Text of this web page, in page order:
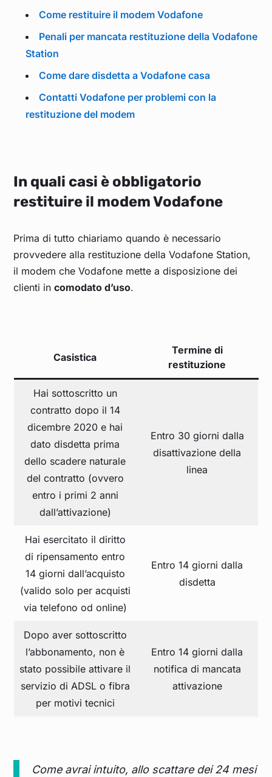
Come restituire il modem Vodafone
Penali per mancata restituzione della Vodafone
Station
Come dare disdetta a Vodafone casa
Contatti Vodafone per problemi con la
restituzione del modem
In quali casi è obbligatorio
restituire il modem Vodafone
Prima di tutto chiariamo quando è necessario
provvedere alla restituzione della Vodafone Station,
il modem che Vodafone mette a disposizione dei
clienti incomodato d’uso.
Casistica
Termine di
restituzione
Hai sottoscritto un
contratto dopo il 14
dicembre 2020 e hai
dato disdetta prima
dello scadere naturale
del contratto (ovvero
entro i primi 2 anni
dall’attivazione)
Entro 30 giorni dalla
disattivazione della
linea
Hai esercitato il diritto
di ripensamento entro
14 giorni dall’acquisto
(valido solo per acquisti
via telefono od online)
Entro 14 giorni dalla
disdetta
Dopo aver sottoscritto
l’abbonamento, non è
stato possibile attivare il
servizio di ADSL o fibra
per motivi tecnici
Entro 14 giorni dalla
notifica di mancata
attivazione
Come avrai intuito, allo scattare dei 24 mesi